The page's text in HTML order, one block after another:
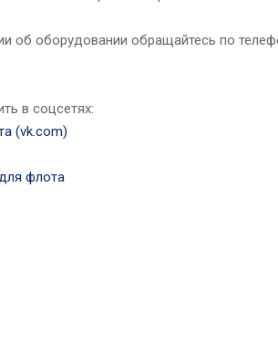
об оборудовании обращайтесь по
в соцсетях:
(vk.com)
флота